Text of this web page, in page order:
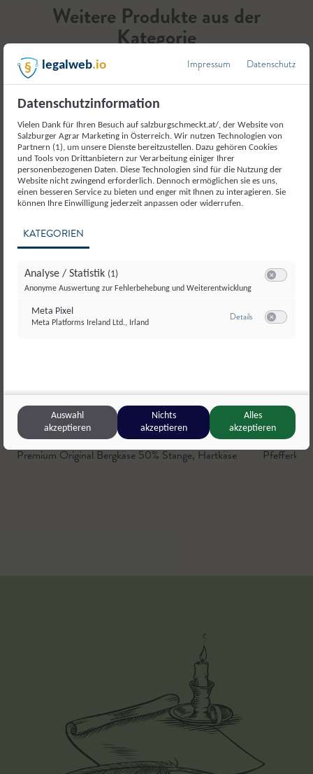
Weitere Produkte aus der
Kategorie
Milch und Milcherzeugnisse
SalzburgMilch,Salzburg
Premium Original Bergkäse 50% Stange,Hartkäse
Scharlern
legalweb.io Impressum Datenschutz
Datenschutzinformation
Vielen Dank für Ihren Besuch auf salzburgschmeckt.at/, der Website von
Salzburger Agrar Marketing in Österreich. Wir nutzen Technologien von
Partnern (1), um unsere Dienste bereitzustellen. Dazu gehören Cookies
und Tools von Drittanbietern zur Verarbeitung einiger Ihrer
personenbezogenen Daten. Diese Technologien sind für die Nutzung der
Website nicht zwingend erforderlich. Dennoch ermöglichen sie es uns,
einen besseren Service zu bieten und enger mit Ihnen zu interagieren. Sie
können Ihre Einwilligung jederzeit anpassen oder widerrufen.
KATEGORIEN
Analyse / Statistik (1)
Anonyme Auswertung zur Fehlerbehebung und Weiterentwicklung
Meta Pixel
Meta Platforms Ireland Ltd., Irland
Detailszu Meta Pixel
Auswahl
akzeptieren
Nichts
akzeptieren
Alles
akzeptieren